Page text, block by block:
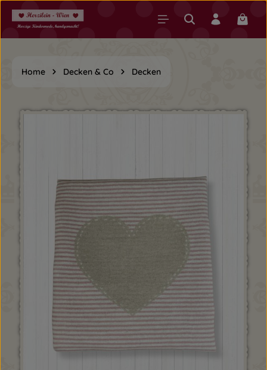
Zum Hauptinhalt springen
Home Decken & Co Decken
Bildergalerie überspringen